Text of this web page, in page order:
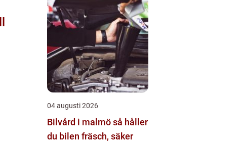
04 augusti 2026
Bilvård i malmö så håller
du bilen fräsch, säker